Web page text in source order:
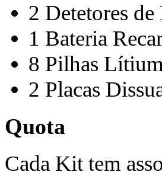
2 Detetores
1 Bateria
8 Pilhas Lítium
2 Placas
Quota
Cada Kit tem